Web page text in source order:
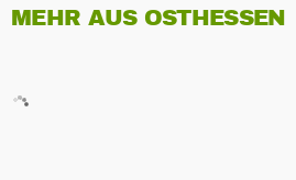
MEHR AUS OSTHESSEN